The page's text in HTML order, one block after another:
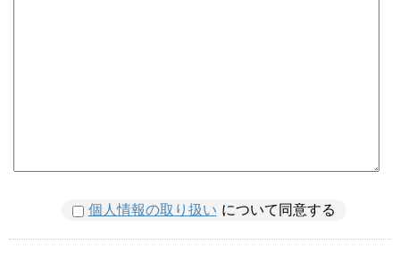
個人情報の取り扱い について同意する